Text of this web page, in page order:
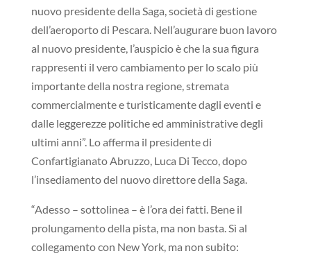
nuovo presidente della Saga, società di gestione
dell’aeroporto di Pescara. Nell’augurare buon lavoro
al nuovo presidente, l’auspicio è che la sua figura
rappresenti il vero cambiamento per lo scalo più
importante della nostra regione, stremata
commercialmente e turisticamente dagli eventi e
dalle leggerezze politiche ed amministrative degli
ultimi anni”. Lo afferma il presidente di
Confartigianato Abruzzo, Luca Di Tecco, dopo
l’insediamento del nuovo direttore della Saga.
“Adesso – sottolinea – è l’ora dei fatti. Bene il
prolungamento della pista, ma non basta. Sì al
collegamento con New York, ma non subito: